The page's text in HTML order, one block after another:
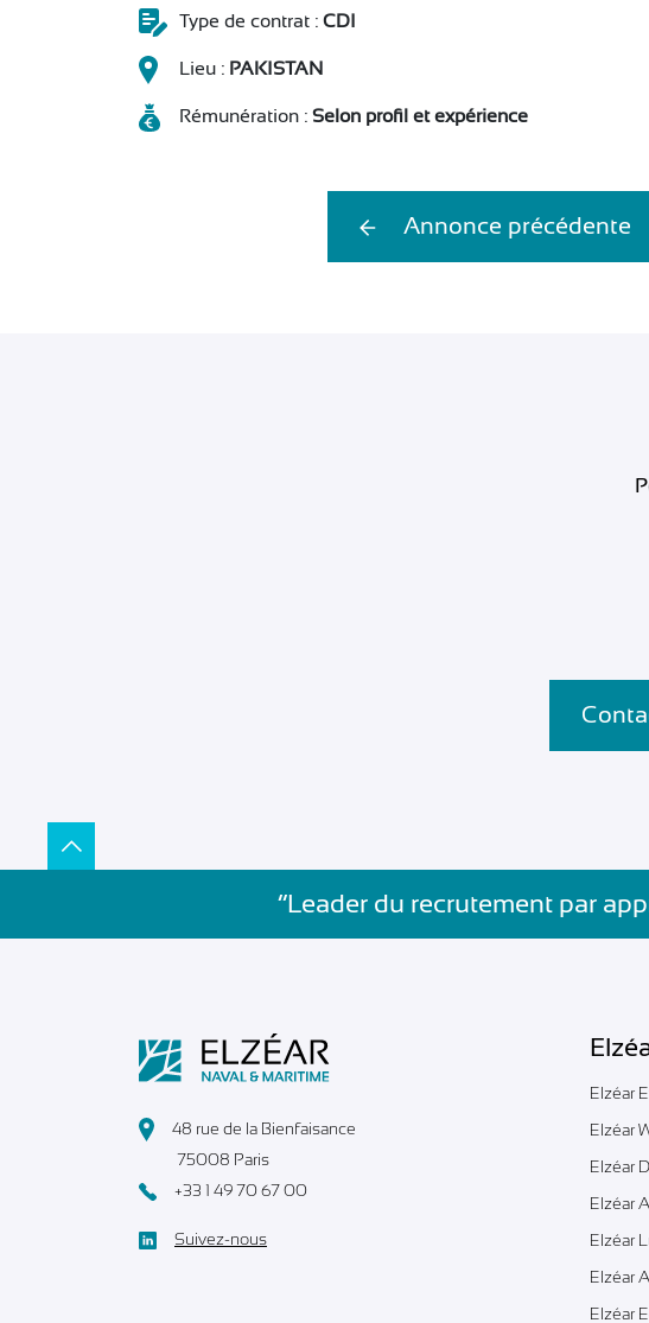
Type de contrat : CDI
Lieu : PAKISTAN
Rémunération : Selon profil et expérience
Annonce précédente
”Leader du recrutement par
48 rue de la Bienfaisance
75008 Paris
+33 1 49 70 67 00
Suivez-nous
Elzéar
Elzéar
Elzéar
Elzéar
Elzéar
Elzéar
Elzéar